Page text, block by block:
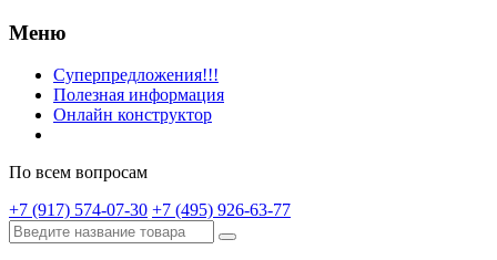
Меню
Суперпредложения!!!
Полезная информация
Онлайн конструктор
По всем вопросам
+7 (917) 574-07-30 +7 (495) 926-63-77